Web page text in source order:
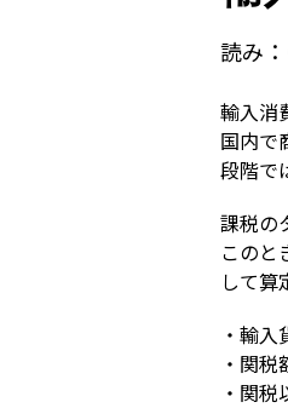
読み：
輸入消
国内で
段階で
課税の
このと
して算
・輸入
・関税
・関